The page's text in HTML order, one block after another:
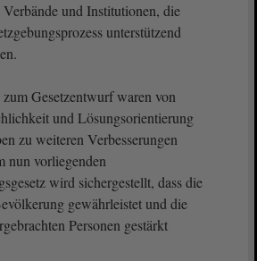
und Institutionen, die
unterstützend
Gesetzentwurf waren von
und Lösungsorientierung
zu weiteren Verbesserungen
nun vorliegenden
wird sichergestellt, dass die
gewährleistet und die
Personen gestärkt